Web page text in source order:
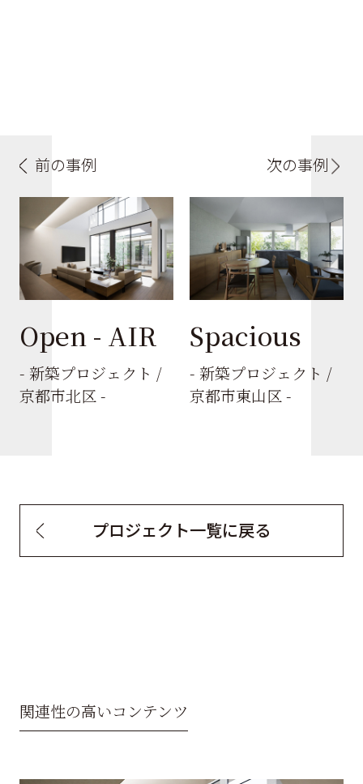
前の事例
Open - AIR
- 新築プロジェクト /
京都市北区 -
次の事例
Spacious
- 新築プロジェクト /
京都市東山区 -
プロジェクト一覧に戻る
関連性の高いコンテンツ